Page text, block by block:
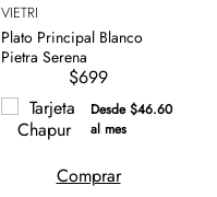
VIETRI
Plato Principal Blanco
Pietra Serena
$699
Desde $46.60
al mes
Comprar